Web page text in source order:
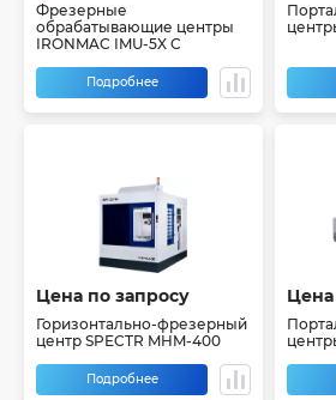
Фрезерные
обрабатывающие центры
IRONMAC IMU-5X C
Подробнее
Цена по запросу
Горизонтально-фрезерный
центр SPECTR MHM-400
Подробнее
Цена